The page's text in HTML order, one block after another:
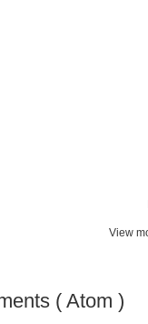
View
( Atom )